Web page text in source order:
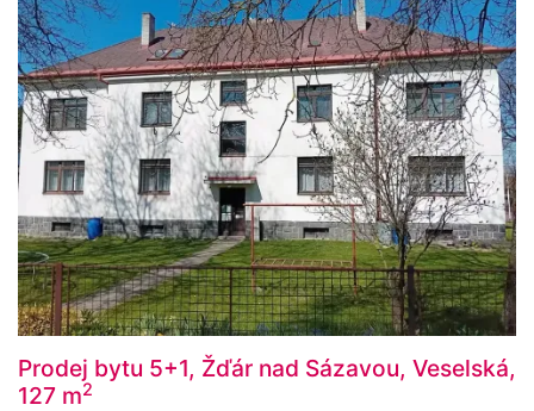
Prodej bytu 5+1, Žďár nad Sázavou, Veselská,
127 m2